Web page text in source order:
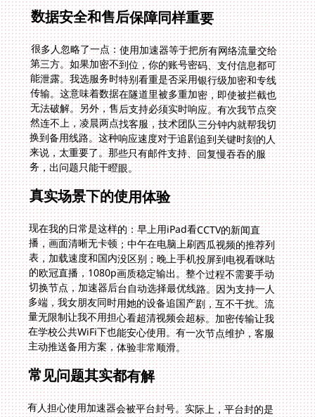
数据安全和售后保障同样重要
很多人忽略了一点：使用加速器等于把所有网络流量交给
第三方。如果加密不到位，你的账号密码、支付信息都可
能泄露。我选服务时特别看重是否采用银行级加密和专线
传输。这意味着数据在隧道里被多重加密，即使被拦截也
无法破解。另外，售后支持必须实时响应。有次我节点突
然连不上，凌晨两点找客服，技术团队三分钟内就帮我切
换到备用线路。这种响应速度对于追剧追到关键时刻的人
来说，太重要了。那些只有邮件支持、回复慢吞吞的服
务，出问题只能干瞪眼。
真实场景下的使用体验
现在我的日常是这样的：早上用iPad看CCTV的新闻直
播，画面清晰无卡顿；中午在电脑上刷西瓜视频的推荐列
表，加载速度和国内没区别；晚上手机投屏到电视看咪咕
的欧冠直播，1080p画质稳定输出。整个过程不需要手动
切换节点，加速器后台自动选择最优线路。因为支持一人
多端，我女朋友同时用她的设备追国产剧，互不干扰。流
量无限制让我不用担心看超清视频会超标。加密传输让我
在学校公共WiFi下也能安心使用。有一次节点维护，客服
主动推送备用方案，体验非常顺滑。
常见问题其实都有解
有人担心使用加速器会被平台封号。实际上，平台封的是
公共代理IP，正规加速器提供的是独立机房IP，和普通家
庭宽带无异，不会被判定为异常。还有人问会不会影响本
地网速。智能分流技术能识别哪些流量需要加速，访问
Google、YouTube等海外网站时直接走本地网络，只有
访问国内平台才走加速通道，互不干扰。至于价格，免费
的东西最贵。稳定的服务需要成本维护全球节点和带宽，